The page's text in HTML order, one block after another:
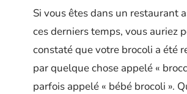
Si vous êtes dans un restaurant
ces derniers temps, vous auriez
constaté que votre brocoli a été
par quelque chose appelé «
parfois appelé « bébé brocoli ».